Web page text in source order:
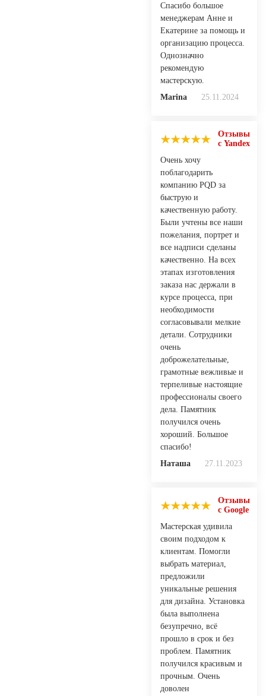
Спасибо большое
менеджерам Анне и
Екатерине за помощь и
организацию процесса.
Однозначно
рекомендую
мастерскую.
Marina
25.11.2024
Отзывы
с Yandex
Очень хочу
поблагодарить
компанию PQD за
быструю и
качественную работу.
Были учтены все наши
пожелания, портрет и
все надписи сделаны
качественно. На всех
этапах изготовления
заказа нас держали в
курсе процесса, при
необходимости
согласовывали мелкие
детали. Сотрудники
очень
доброжелательные,
грамотные вежливые и
терпеливые настоящие
профессионалы своего
дела. Памятник
получился очень
хороший. Большое
спасибо!
Наташа
27.11.2023
Отзывы
с Google
Мастерская удивила
своим подходом к
клиентам. Помогли
выбрать материал,
предложили
уникальные решения
для дизайна. Установка
была выполнена
безупречно, всё
прошло в срок и без
проблем. Памятник
получился красивым и
прочным. Очень
доволен